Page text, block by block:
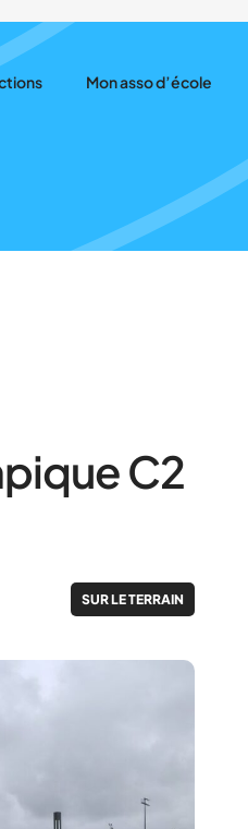
nous dans la Somme
à l’EPS
partenariaux
Mon asso d’école
Gérer mon asso d’école
C2
SUR LE TERRAIN